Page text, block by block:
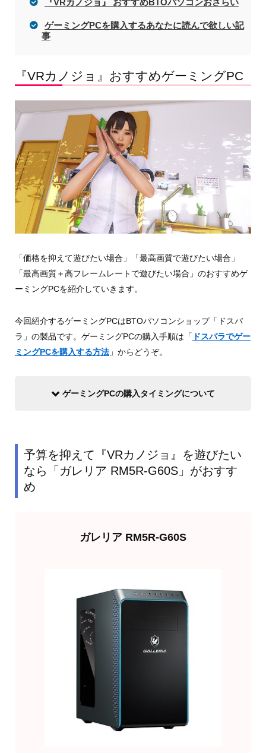
『VRカノジョ』 おすすめBTOパソコンおさらい
ゲーミングPCを購入するあなたに読んで欲しい記
事
『VRカノジョ』おすすめゲーミングPC
「価格を抑えて遊びたい場合」「最高画質で遊びたい場合」
「最高画質＋高フレームレートで遊びたい場合」のおすすめゲ
ーミングPCを紹介していきます。
今回紹介するゲーミングPCはBTOパソコンショップ「ドスパ
ラ」の製品です。ゲーミングPCの購入手順は「 ドスパラでゲー
ミングPCを購入する方法」からどうぞ。
ゲーミングPCの購入タイミングについて
欲しくなったら買う
予算を抑えて『VRカノジョ』を遊びたい
なら「ガレリア RM5R-G60S」がおすす
め
ガレリア RM5R-G60S